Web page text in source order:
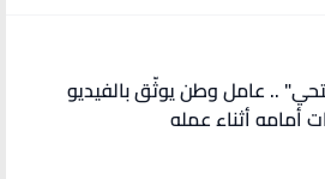
"إللي رماها ما بستحي" .. عامل وطن يوثّق بالفيديو
أمامه أثناء عمله